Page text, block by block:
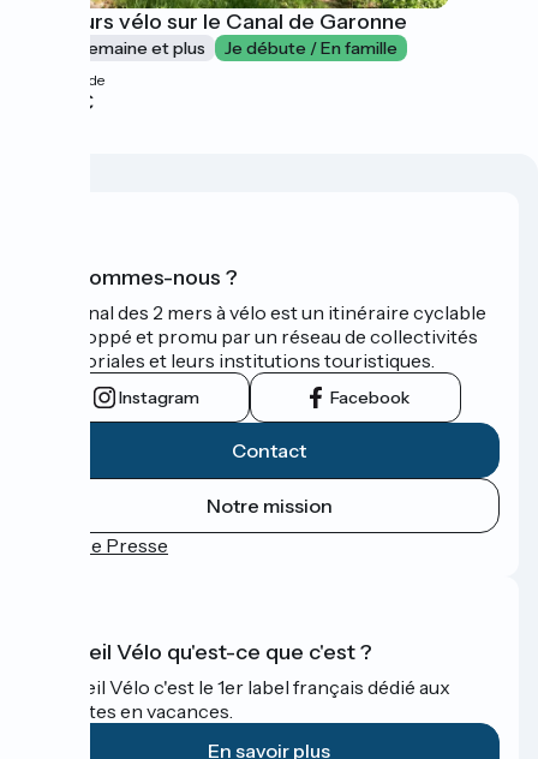
Séjours vélo sur le Canal de Garonne
1 semaine et plus Je débute / En famille
à partir de
680€
Qui sommes-nous ?
Le Canal des 2 mers à vélo est un itinéraire cyclable
développé et promu par un réseau de collectivités
territoriales et leurs institutions touristiques.
Instagram Facebook
Contact
Notre mission
Espace Presse
Accueil Vélo qu'est-ce que c'est ?
Accueil Vélo c'est le 1er label français dédié aux
cyclistes en vacances.
En savoir plus